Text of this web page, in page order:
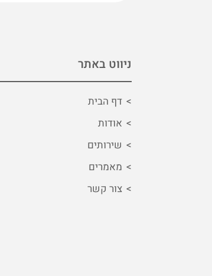
ניווט באתר
דף הבית
אודות
שירותים
מאמרים
צור קשר